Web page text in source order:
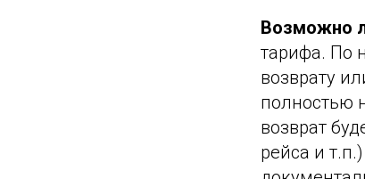
Возможно
тарифа. По
возврату
полностью
возврат
рейса и